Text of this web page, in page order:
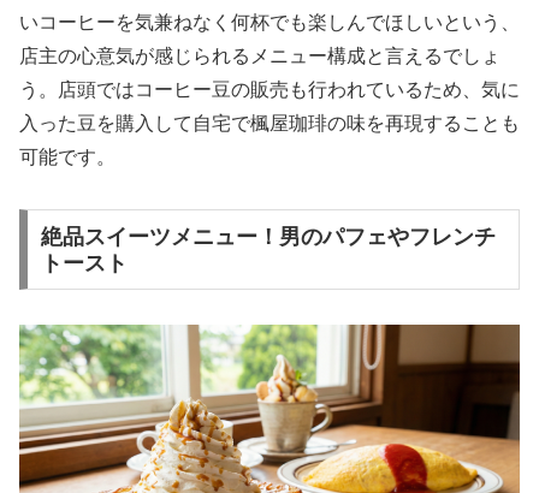
いコーヒーを気兼ねなく何杯でも楽しんでほしいという、
店主の心意気が感じられるメニュー構成と言えるでしょ
う。店頭ではコーヒー豆の販売も行われているため、気に
入った豆を購入して自宅で楓屋珈琲の味を再現することも
可能です。
絶品スイーツメニュー！男のパフェやフレンチ
トースト